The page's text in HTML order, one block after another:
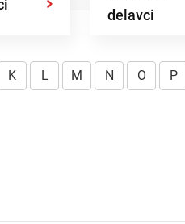
delavci
K L M N O P